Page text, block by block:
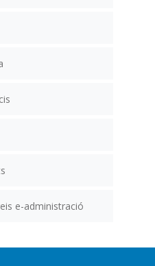
e-administració